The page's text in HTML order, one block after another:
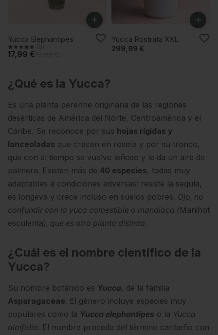
-10%
+
Yucca Elephantipes
(6)
17,99 €
+
Yucca Rostrata XXL
299,99 €
¿Qué es la Yucca?
Es una planta perenne originaria de las regiones
desérticas de América del Norte, Centroamérica y el
Caribe. Se reconoce por sus hojas rígidas y
lanceoladas que crecen en roseta y por su tronco,
que con el tiempo se vuelve leñoso y le da un aire de
palmera. Existen más de 40 especies, todas muy
adaptables a condiciones adversas: resiste la sequía,
es longeva y crece incluso en suelos pobres. Ojo, no
confundir con la yuca comestible o mandioca (Manihot
esculenta), que es otra planta distinta.
¿Cuál es el nombre científico de la
Yucca?
Su nombre botánico es Yucca, de la familia
Asparagaceae. El género incluye especies muy
populares como la Yucca elephantipes o la Yucca
aloifolia. El nombre procede del término caribeño con